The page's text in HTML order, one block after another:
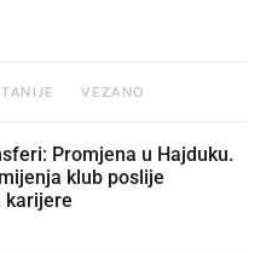
VEZANO
Promjena u Hajduku.
klub poslije
karijere